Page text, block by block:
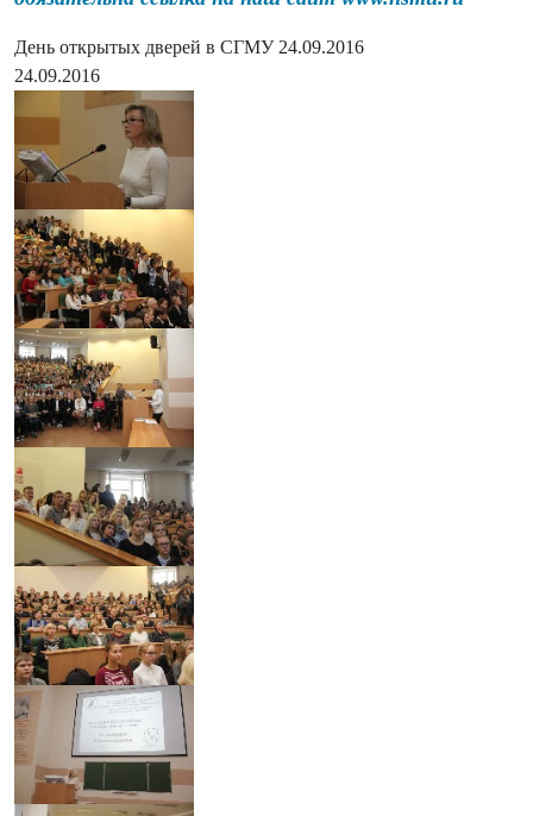
День открытых дверей в СГМУ 24.09.2016
24.09.2016